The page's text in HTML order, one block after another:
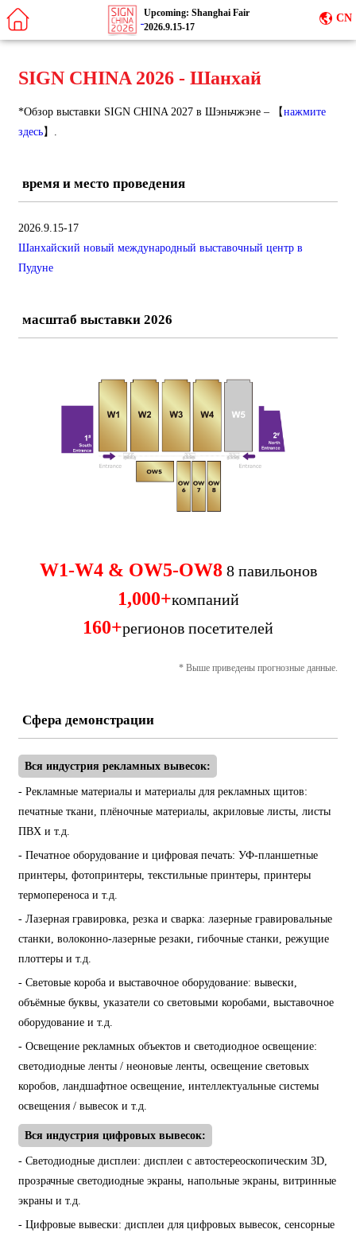
Upcoming: Shanghai Fair
2026.9.15-17
CN
SIGN CHINA 2026 - Шанхай
*Обзор выставки SIGN CHINA 2027 в Шэньчжэне – 【нажмите
здесь】.
время и место проведения
2026.9.15-17
Шанхайский новый международный выставочный центр в
Пудуне
масштаб выставки 2026
W1-W4 & OW5-OW88 павильонов
1,000+компаний
160+регионов посетителей
* Выше приведены прогнозные данные.
Сфера демонстрации
Вся индустрия рекламных вывесок:
- Рекламные материалы и материалы для рекламных щитов:
печатные ткани, плёночные материалы, акриловые листы, листы
ПВХ и т.д.
- Печатное оборудование и цифровая печать: УФ-планшетные
принтеры, фотопринтеры, текстильные принтеры, принтеры
термопереноса и т.д.
- Лазерная гравировка, резка и сварка: лазерные гравировальные
станки, волоконно-лазерные резаки, гибочные станки, режущие
плоттеры и т.д.
- Световые короба и выставочное оборудование: вывески,
объёмные буквы, указатели со световыми коробами, выставочное
оборудование и т.д.
- Освещение рекламных объектов и светодиодное освещение:
светодиодные ленты / неоновые ленты, освещение световых
коробов, ландшафтное освещение, интеллектуальные системы
освещения / вывесок и т.д.
Вся индустрия цифровых вывесок:
- Светодиодные дисплеи: дисплеи с автостереоскопическим 3D,
прозрачные светодиодные экраны, напольные экраны, витринные
экраны и т.д.
- Цифровые вывески: дисплеи для цифровых вывесок, сенсорные